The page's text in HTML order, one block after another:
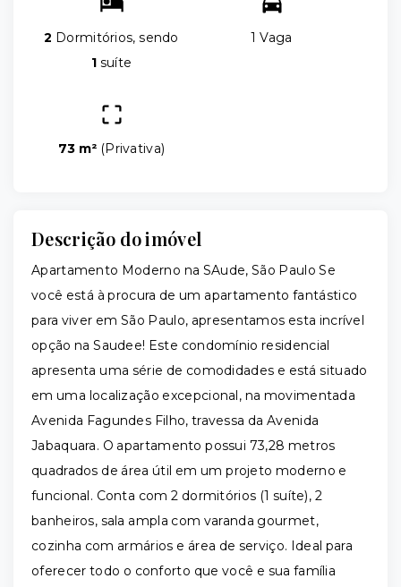
2 Dormitórios, sendo
1 suíte
1 Vaga
73 m² (Privativa)
Descrição do imóvel
Apartamento Moderno na SAude, São Paulo Se
você está à procura de um apartamento fantástico
para viver em São Paulo, apresentamos esta incrível
opção na Saudee! Este condomínio residencial
apresenta uma série de comodidades e está situado
em uma localização excepcional, na movimentada
Avenida Fagundes Filho, travessa da Avenida
Jabaquara. O apartamento possui 73,28 metros
quadrados de área útil em um projeto moderno e
funcional. Conta com 2 dormitórios (1 suíte), 2
banheiros, sala ampla com varanda gourmet,
cozinha com armários e área de serviço. Ideal para
oferecer todo o conforto que você e sua família